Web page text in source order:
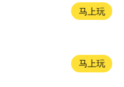
马上玩
马上玩